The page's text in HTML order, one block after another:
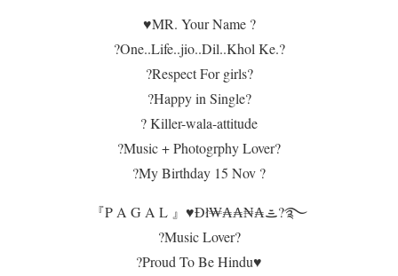
♥️MR. Your Name ?
?One..Life..jio..Dil..Khol Ke.?
?Respect For girls?
?Happy in Single?
? Killer-wala-attitude
?Music + Photogrphy Lover?
?My Birthday 15 Nov ?
『P A G A L 』♥️Đł₩₳₳₦₳ᯥ?࿐
?Music Lover?
?Proud To Be Hindu♥️